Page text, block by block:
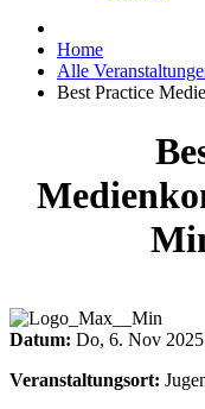
Home
Alle
Best Practice
Datum: Do, 6. Nov 2025
Veranstaltungsort: